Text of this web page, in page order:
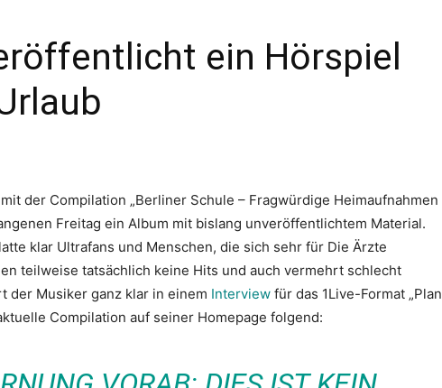
ein Hörspiel
der Compilation „Berliner Schule – Fragwürdige Heimaufnahmen
Freitag ein Album mit bislang unveröffentlichtem Material.
klar Ultrafans und Menschen, die sich sehr für Die Ärzte
teilweise tatsächlich keine Hits und auch vermehrt schlecht
der Musiker ganz klar in einem Interview für das 1Live-Format „Plan
Compilation auf seiner Homepage folgend: